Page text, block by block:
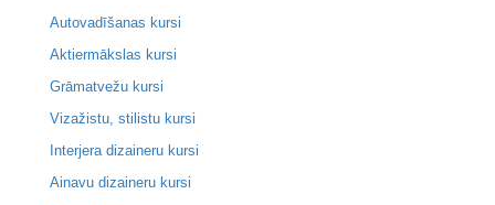
Autovadīšanas kursi
Aktiermākslas kursi
Grāmatvežu kursi
Vizažistu, stilistu kursi
Interjera dizaineru kursi
Ainavu dizaineru kursi